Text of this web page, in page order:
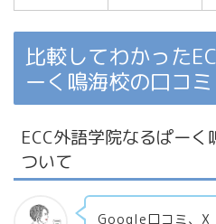
比較してわかった
ーく鳴海校の口コミ
ECC外語学院なるぱー
ついて
Google口コミ、